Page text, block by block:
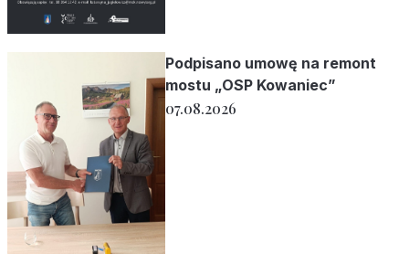
Podpisano umowę na remont
mostu „OSP Kowaniec”
07.08.2026